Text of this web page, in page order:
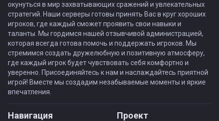
окунуться в мир захватывающих сражений и увлекательных
стратегий. Наши серверы готовы принять Вас в круг хороших
игроков, где каждый сможет проявить свои навыки и
таланты. Мы гордимся нашей отзывчивой администрацией,
которая всегда готова помочь и поддержать игроков. Мы
стремимся создать дружелюбную и позитивную атмосферу,
где каждый игрок будет чувствовать себя комфортно и
уверенно. Присоединяйтесь к нам и наслаждайтесь приятной
игрой! Вместе мы создадим незабываемые моменты и яркие
впечатления.
Навигация Проект